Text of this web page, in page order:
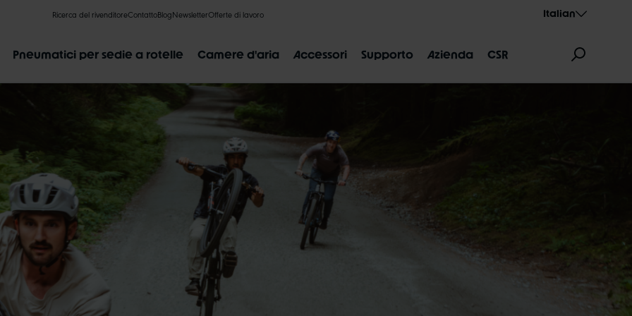
Ricerca del rivenditoreContattoBlogNewsletterOfferte di lavoro Italian
Pneumatici per sedie a rotelle Camere d'aria Accessori Supporto Azienda CSR
RISULTATI POPOLARI
VALVE RECYCLING NON PERFORABILE INDICAZIONI DELLE MISURE ALBERT